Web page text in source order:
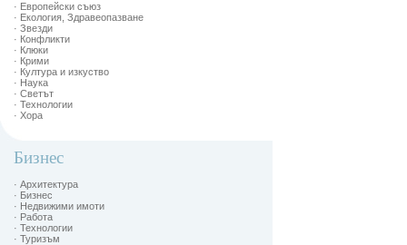
· Европейски съюз
· Екология, Здравеопазване
· Звезди
· Конфликти
· Клюки
· Крими
· Култура и изкуство
· Наука
· Светът
· Технологии
· Хора
Бизнес
· Архитектура
· Бизнес
· Недвижими имоти
· Работа
· Технологии
· Туризъм